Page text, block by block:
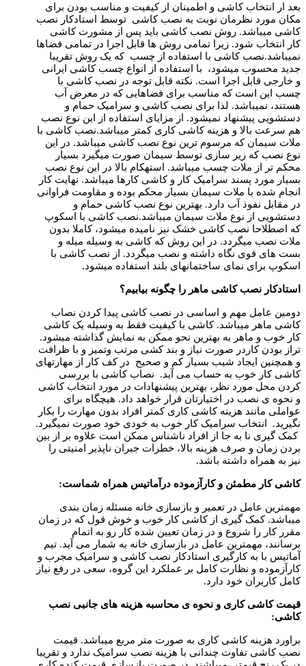
بعد ار انتخاب کاشی و اطمینان از کیفیت و مناسب بودن برای
مکان مورد نظرمان نوبت به نصب کاشی توسط استادکار نصب
کاشی میباشد. روش نصب کاشی باید پس از مشورت کاشی
کار انتخاب شود. زیرا تمامی روش ها قابل اجرا در تمامی فضاها
نمیباشد.نصب کاشی با استفاده از چسب که یک روش تقریبا
جدید محسوب میشود، با استفاده از انواع چسب کاشی ایرانی
و خارجی قابل اجرا است. نکته قابل توجه در نصب کاشی با
چسب این است که مناسب برای فضاهایی که در معرض آب
هستند، نمیباشد. لذا برای نصب کاشی و سرامیک حمام و
دستشویی پیشنهاد نمیشود. از مزایای استفاده از این نوع نصب
هم سرعت بالا و هزینه کاشی کاری کمتر میباشد.نصب کاشی با
ملات سیمان که مرسوم ترین نوع نصب کاشی میباشد. در این
نوع نصب که زیر سازی توسط سیمان صورت میگیرد بسیار
محکم تر از ملات چسب میباشد. استهکام بالا در این نوع نصب
بسیار مورد پسند سرامیک کار و کاشی کارها میباشد. نهایت کار
انجام شده با ملات سیمان بسیار محکم بوده و مقاومت فراوانی
در مقابل نفوذ آب دارد. بهترین نوع نصب کاشی حمام و
دستشویی از نوع ملات سیمان میباشد.نصب کاشی با اسکوپ
که اصطلاحا نصب کاشی خشک نیز نامیده میشود، کاملا بدون
ملات نصب میگردد. در این روش که کاشی به وسیله میله و
بست های قوی نگاه داشته و نصب میگردد. از نصب کاشی با
اسکوپ برای نمای ساختمانهای بلند استفاده میشود.
استادکار نصب کاشی ماهر را چگونه بیابیم؟
دومین عامل مهم و اساسی در نصب کاشی پیدا کردن نصاب
کاشی ماهر میباشد. کاشی با کیفیت فقط به وسیله یک کاشی
کار خوب و ماهر به بهترین نحو ممکن به نمایش گذاشته میشود.
تراز بودن کاردر صورت نیاز و بند کشی مرتب وتمیز و با ظرافت
و همچنین ایجاد شیب بسیار کم و صحیح در کف کار از مهارتهای
کاشی کار خوب به حساب می آید. نصاب کاشی با بررسی
کردن محل مورد نظر، بهترین پیشنهادات در مورد انتخاب کاشی
و نحوه ی نصب در اختیارتان قرار خواهد داد. هیچگاه برای
عواملی مانند هزینه کاشی کاری کمتر افراد بدون مهارت را بکار
نگیرید. انتخاب سرامیک کار خوب به خودی خود صورت نمیگیرد.
کمک گیری نا به جا از افراد ناشناس ممکن است علاوه بر از بین
بردن زمان و صرف هزینه بالا، خطرات جبران ناپذیر امنیتی را
نیز به همراه داشته باشد.
کاشی کار مطمئن و کارآزموده درآماتیس همراه شماست:
مهمترین عامل در تعمیر و بازسازی خانه مسئله زمان بندی
میباشد. کمک گیری از کاشی کار خوب و خوش قول که در زمان
مقرر کار را شروع و در زمان تعیین شده کار رو به اتمام
برسانند، مهمترین عامل در بازسازی خانه به شمار می آید. تیم
آماتیس با به کارگیری استادکار نصب کاشی و سرامیک مجرب و
کارآزموده و نظارت کامل بر عملکرد این گروه، سعی در رفع نیاز
کامل کاربران خود دارد.
قیمت کاشی کاری و نحوه ی محاسبه هزینه های جانبی نصب
کاشی:
براورد هزینه کاشی کاری به صورت متر مربع میباشد. قیمت
نصب کاشی تفاوت چندانی با هزینه نصب سرامیک ندارد و تقریبا